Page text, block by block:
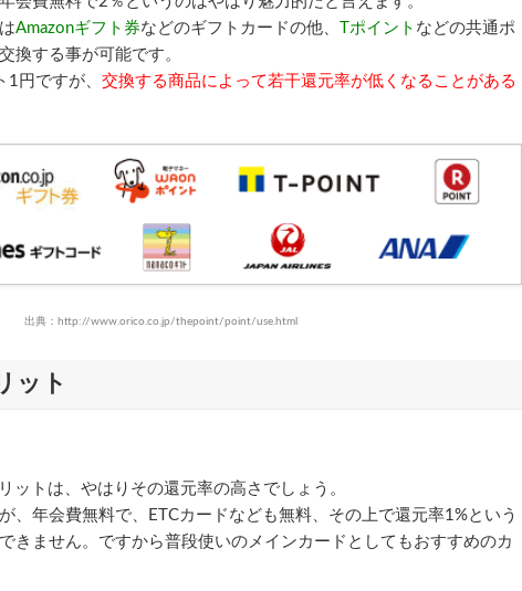
Amazonギフト券などのギフトカードの他、 Tポイント などの共通ポ
換する事が可能です。
円ですが、 交換する商品によって若干還元率が低くなることがある
出典：http://www.orico.co.jp/thepoint/point/use.html
ット
ットは、やはりその還元率の高さでしょう。
、年会費無料で、ETCカードなども無料、その上で還元率1%という
きません。ですから普段使いのメインカードとしてもおすすめのカ